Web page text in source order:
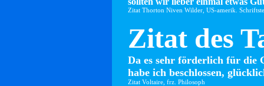
Zitat Thorton Niven Wilder, US-amerik.
Zitat des
Da es sehr förderlich für die
habe ich beschlossen,
Zitat Voltaire, frz. Philosoph